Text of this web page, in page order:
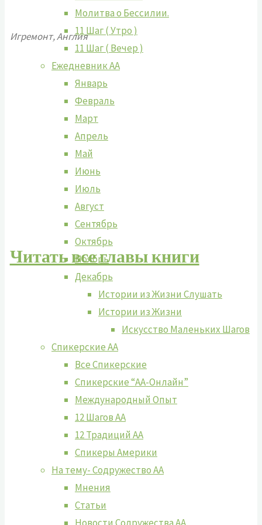
Молитва о Бессилии.
11 Шаг ( Утро )
11 Шаг ( Вечер )
Ежедневник АА
Январь
Февраль
Март
Апрель
Май
Июнь
Июль
Август
Сентябрь
Октябрь
Ноябрь
Декабрь
Истории из Жизни Слушать
Истории из Жизни
Искусство Маленьких Шагов
Спикерские АА
Все Спикерские
Спикерские “АА-Онлайн”
Международный Опыт
12 Шагов АА
12 Традиций АА
Спикеры Америки
На тему- Содружество АА
Мнения
Статьи
Игремонт, Англия
Читать все главы книги